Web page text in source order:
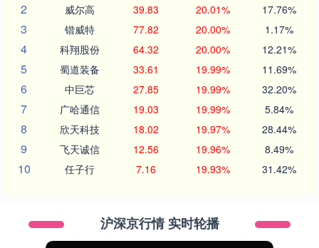
2 威尔高 39.83 20.01% 17.76%
3 锴威特 77.82 20.00% 1.17%
4 科翔股份 64.32 20.00% 12.21%
5 蜀道装备 33.61 19.99% 11.69%
6 中巨芯 27.85 19.99% 32.20%
7 广哈通信 19.03 19.99% 5.84%
8 欣天科技 18.02 19.97% 28.44%
9 飞天诚信 12.56 19.96% 8.49%
10 任子行 7.16 19.93% 31.42%
沪深京行情 实时轮播